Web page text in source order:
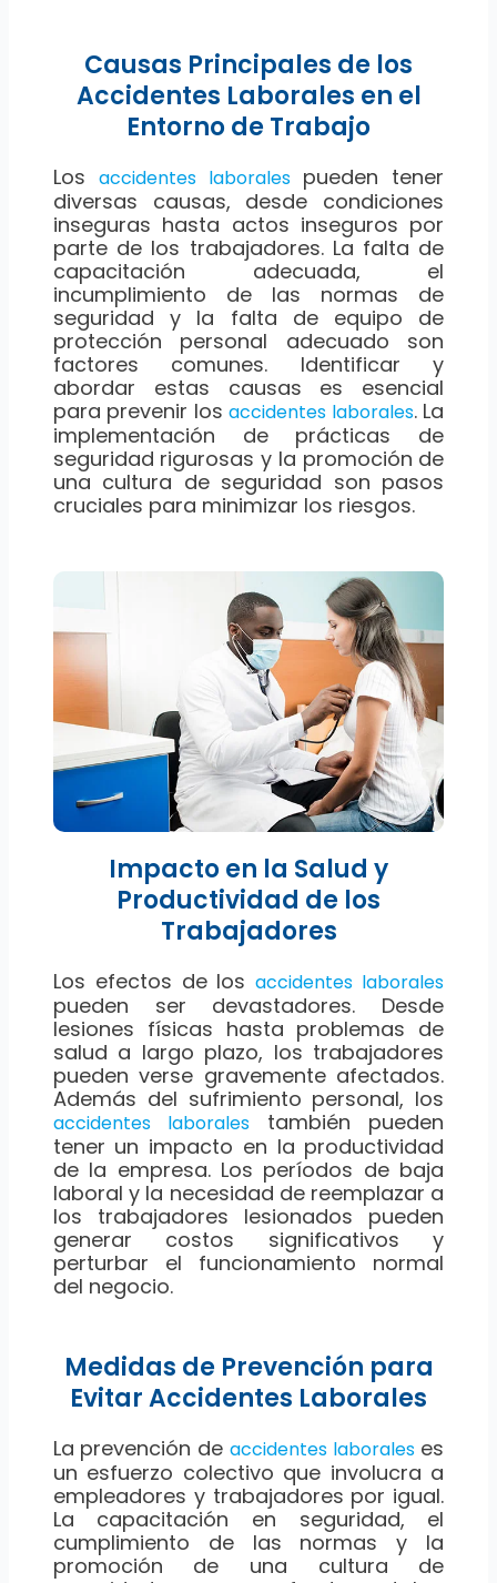
Causas Principales de los
Accidentes Laborales en el
Entorno de Trabajo
Los accidentes laboralespueden tener
diversas causas, desde condiciones
inseguras hasta actos inseguros por
parte de los trabajadores. La falta de
capacitación adecuada, el
incumplimiento de las normas de
seguridad y la falta de equipo de
protección personal adecuado son
factores comunes. Identificar y
abordar estas causas es esencial
para prevenir losaccidentes laborales. La
implementación de prácticas de
seguridad rigurosas y la promoción de
una cultura de seguridad son pasos
cruciales para minimizar los riesgos.
Impacto en la Salud y
Productividad de los
Trabajadores
Los efectos de losaccidentes laborales
pueden ser devastadores. Desde
lesiones físicas hasta problemas de
salud a largo plazo, los trabajadores
pueden verse gravemente afectados.
Además del sufrimiento personal, los
accidentes laboralestambién pueden
tener un impacto en la productividad
de la empresa. Los períodos de baja
laboral y la necesidad de reemplazar a
los trabajadores lesionados pueden
generar costos significativos y
perturbar el funcionamiento normal
del negocio.
Medidas de Prevención para
Evitar Accidentes Laborales
La prevención de accidentes laboraleses
un esfuerzo colectivo que involucra a
empleadores y trabajadores por igual.
La capacitación en seguridad, el
cumplimiento de las normas y la
promoción de una cultura de